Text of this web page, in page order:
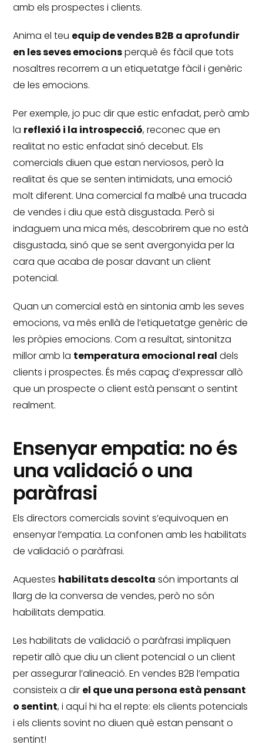
amb els prospectes i clients.
Anima el teu equip de vendes B2B a aprofundir
en les seves emocionsperquè és fàcil que tots
nosaltres recorrem a un etiquetatge fàcil i genèric
de les emocions.
Per exemple, jo puc dir que estic enfadat, però amb
la reflexió i la introspecció, reconec que en
realitat no estic enfadat sinó decebut.Els
comercials diuen que estan nerviosos, però la
realitat és que se senten intimidats, una emoció
molt diferent.Una comercial fa malbé una trucada
de vendes i diu que està disgustada.Però si
indaguem una mica més, descobrirem que no està
disgustada, sinó que se sent avergonyida per la
cara que acaba de posar davant un client
potencial.
Quan un comercial està en sintonia amb les seves
emocions, va més enllà de l’etiquetatge genèric de
les pròpies emocions.Com a resultat, sintonitza
millor amb la temperatura emocional real dels
clients i prospectes.És més capaç d’expressar allò
que un prospecte o client està pensant o sentint
realment.
Ensenyar empatia: no és
una validació o una
paràfrasi
Els directors comercials sovint s’equivoquen en
ensenyar l’empatia.La confonen amb les habilitats
de validació o paràfrasi.
Aquestes habilitats descolta són importants al
llarg de la conversa de vendes, però no són
habilitats dempatia.
Les habilitats de validació o paràfrasi impliquen
repetir allò que diu un client potencial o un client
per assegurar l’alineació.En vendes B2B l’empatia
consisteix a dir el que una persona està pensant
o sentint, i aquí hi ha el repte: els clients potencials
i els clients sovint no diuen què estan pensant o
sentint!